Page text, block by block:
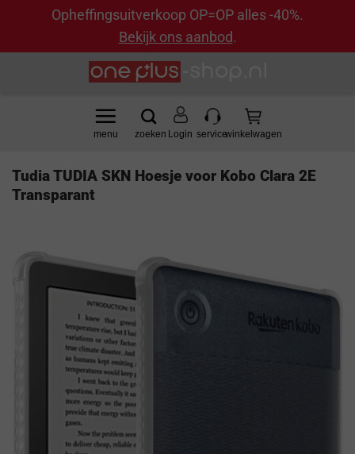
Opheffingsuitverkoop OP=OP alles -40%.
Bekijk ons aanbod.
Login
Tudia TUDIA SKN Hoesje voor Kobo Clara 2E
Transparant